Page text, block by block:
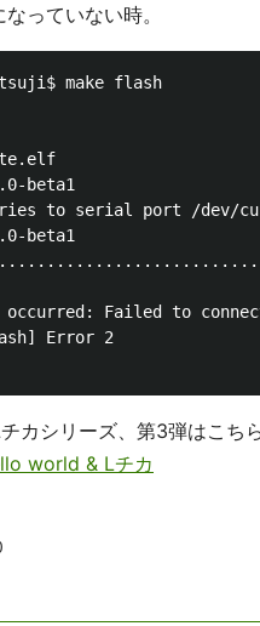
っていない時。
make flash
beta1
to serial port /dev/
beta1
Failed to
Error 2
カシリーズ、第3弾はこちら
world & Lチカ